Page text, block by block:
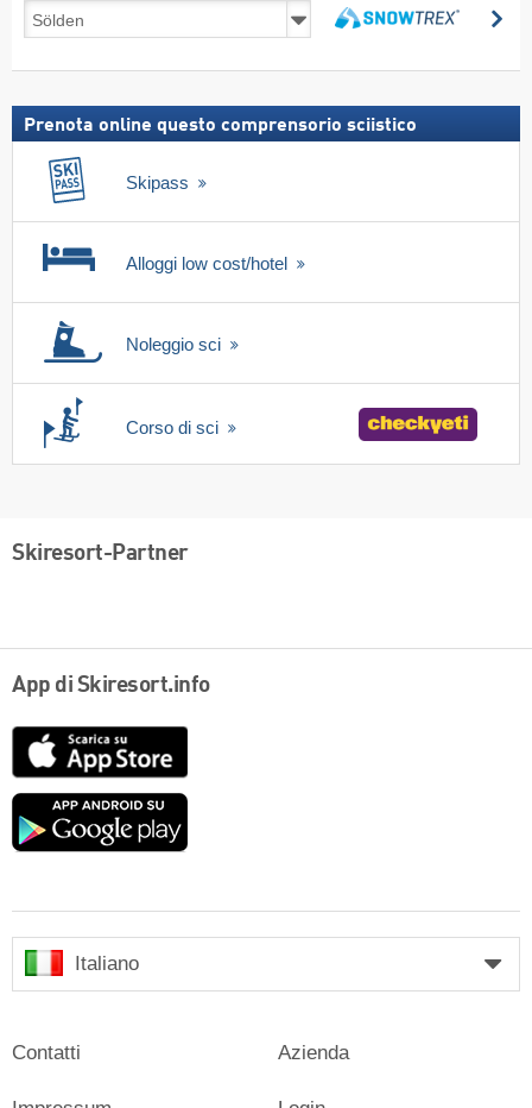
sulla
incl.
Prenota online questo comprensorio sciistico
Skipass
Alloggi low cost/hotel
Noleggio sci
Corso di sci
Skiresort-Partner
App di Skiresort.info
Google
Italiano
Contatti Azienda